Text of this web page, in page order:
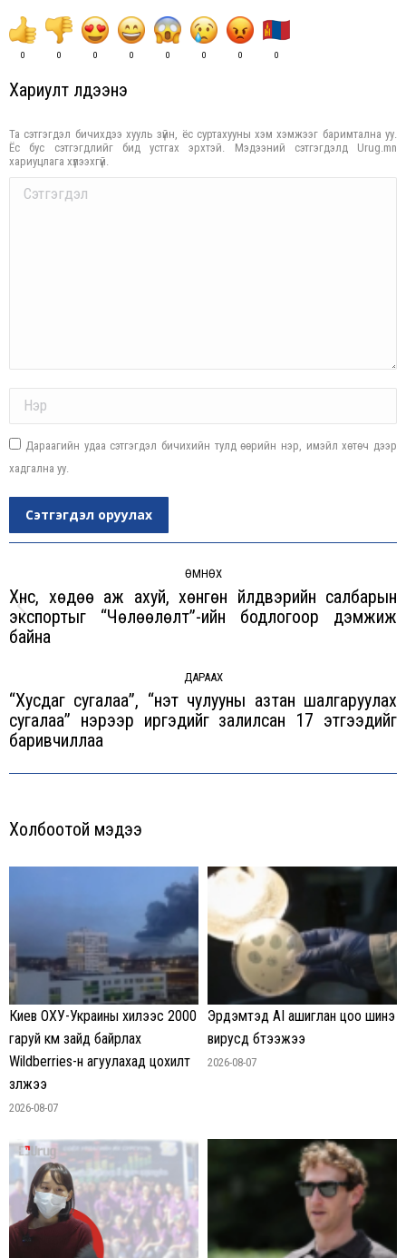
0 0 0 0 0 0 0 0
Хариулт үлдээнэ үү
Та сэтгэгдэл бичихдээ хууль зүйн, ёс суртахууны хэм хэмжээг баримтална уу.
Ёс бус сэтгэгдлийг бид устгах эрхтэй. Мэдээний сэтгэгдэлд Urug.mn
хариуцлага хүлээхгүй.
Comment
Дараагийн удаа сэтгэгдэл бичихийн тулд өөрийн нэр, имэйл хөтөч дээр
хадгална уу.
Сэтгэгдэл оруулах
ӨМНӨХ
Previous
Хүнс, хөдөө аж ахуй, хөнгөн үйлдвэрийн салбарын
экспортыг “Чөлөөлөлт”-ийн бодлогоор дэмжиж
байна
ДАРААХ
Next
“Хусдаг сугалаа”, “үнэт чулууны азтан шалгаруулах
сугалаа” нэрээр иргэдийг залилсан 17 этгээдийг
баривчиллаа
Холбоотой мэдээ
Киев ОХУ-Украины хилээс 2000
гаруй км зайд байрлах
Wildberries-н агуулахад цохилт
үзүүлжээ
2026-08-07
Эрдэмтэд AI ашиглан цоо шинэ
вирусүүд бүтээжээ
2026-08-07